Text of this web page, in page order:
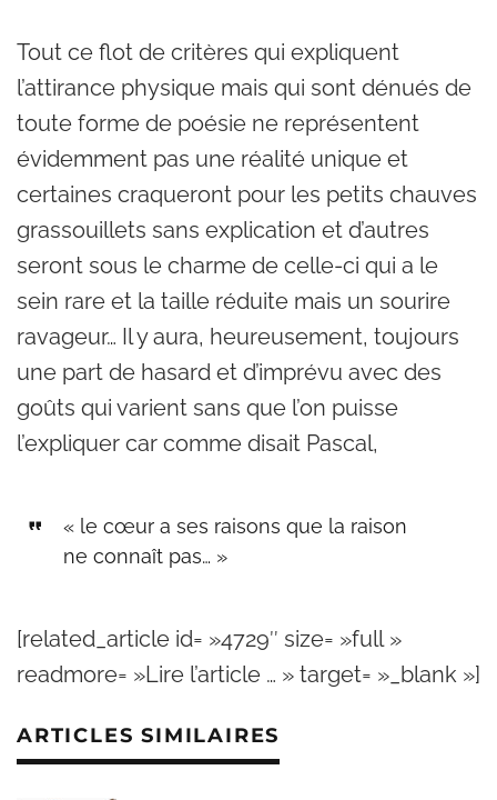
Tout ce flot de critères qui expliquent
l’attirance physique mais qui sont dénués de
toute forme de poésie ne représentent
évidemment pas une réalité unique et
certaines craqueront pour les petits chauves
grassouillets sans explication et d’autres
seront sous le charme de celle-ci qui a le
sein rare et la taille réduite mais un sourire
ravageur… Il y aura, heureusement, toujours
une part de hasard et d’imprévu avec des
goûts qui varient sans que l’on puisse
l’expliquer car comme disait Pascal,
« le cœur a ses raisons que la raison
ne connaît pas… »
[related_article id= »4729″ size= »full »
readmore= »Lire l’article … » target= »_blank »]
ARTICLES SIMILAIRES